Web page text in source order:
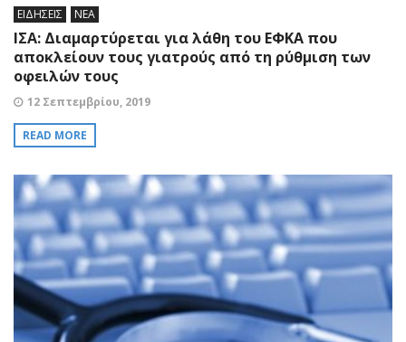
ΕΙΔΗΣΕΙΣ ΝΕΑ
ΙΣΑ: Διαμαρτύρεται για λάθη του ΕΦΚΑ που
αποκλείουν τους γιατρούς από τη ρύθμιση των
οφειλών τους
12 Σεπτεμβρίου, 2019
READ MORE